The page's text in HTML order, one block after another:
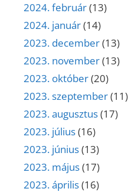
2024. február(13)
2024. január(14)
2023. december(13)
2023. november(13)
2023. október(20)
2023. szeptember(11)
2023. augusztus(17)
2023. július(16)
2023. június(13)
2023. május(17)
2023. április(16)